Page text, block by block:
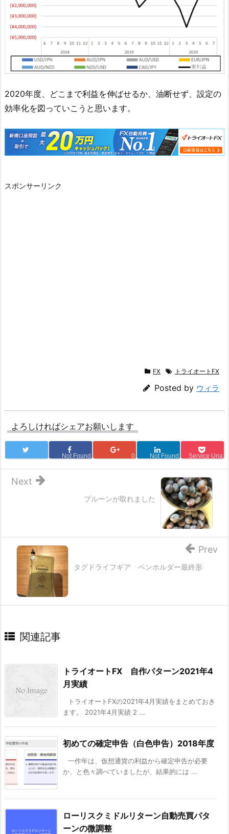
2020年度、どこまで利益を伸ばせるか、油断せず、設定の
効率化を図っていこうと思います。
スポンサーリンク
FX トライオートFX
Posted by ウィラ
よろしければシェアお願いします
Not Found 0 Not Found Service Una
プルーンが取れました
Next
タグドライフギア ペンホルダー最終形
Prev
関連記事
トライオートFX 自作パターン2021年4
月実績
トライオートFXの2021年4月実績をまとめておき
ます。 2021年4月実績 2 ...
初めての確定申告（白色申告）2018年度
一作年は、仮想通貨の利益から確定申告が必要
か、と色々調べていましたが、結果的には ...
ローリスクミドルリターン自動売買パタ
ーンの微調整